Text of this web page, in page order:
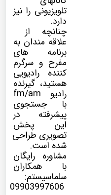
تلویزیونی را نیز
دارد.
چنانچه از
علاقه مندان به
برنامه های
مفرح و سرگرم
کننده رادیویی
هستید، گیرنده
رادیو fm/am
با جستجوی
پیشرفته در
این پخش
تصویری طراحی
شده است.
مشاوره رایگان
با همکاران
سلماسیستم:
09903997606